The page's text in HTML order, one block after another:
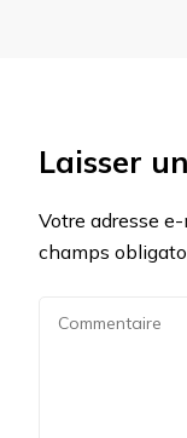
Laisser
Votre adresse
champs